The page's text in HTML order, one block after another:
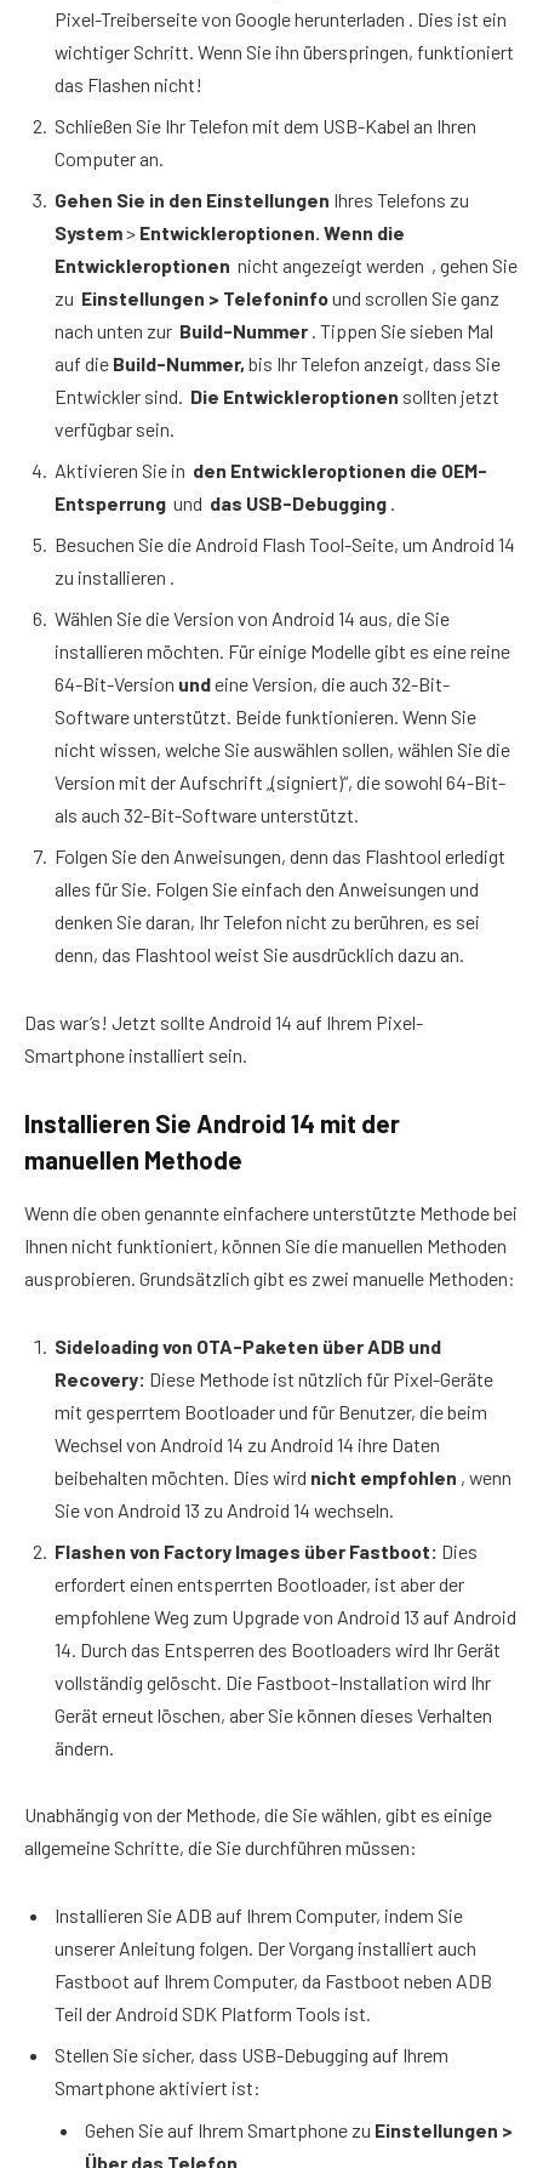
Pixel-Treiberseite von Google herunterladen . Dies ist ein
wichtiger Schritt. Wenn Sie ihn überspringen, funktioniert
das Flashen nicht!
Schließen Sie Ihr Telefon mit dem USB-Kabel an Ihren
Computer an.
Gehen Sie in den Einstellungen Ihres Telefons zu
System> Entwickleroptionen. Wenn die
Entwickleroptionen nicht angezeigt werden , gehen Sie
zu Einstellungen > Telefoninfound scrollen Sie ganz
nach unten zur Build-Nummer . Tippen Sie sieben Mal
auf die Build-Nummer, bis Ihr Telefon anzeigt, dass Sie
Entwickler sind. Die Entwickleroptionen sollten jetzt
verfügbar sein.
Aktivieren Sie in den Entwickleroptionen die OEM-
Entsperrung und das USB-Debugging .
Besuchen Sie die Android Flash Tool-Seite, um Android 14
zu installieren .
Wählen Sie die Version von Android 14 aus, die Sie
installieren möchten. Für einige Modelle gibt es eine reine
64-Bit-Version undeine Version, die auch 32-Bit-
Software unterstützt. Beide funktionieren. Wenn Sie
nicht wissen, welche Sie auswählen sollen, wählen Sie die
Version mit der Aufschrift „(signiert)“, die sowohl 64-Bit-
als auch 32-Bit-Software unterstützt.
Folgen Sie den Anweisungen, denn das Flashtool erledigt
alles für Sie. Folgen Sie einfach den Anweisungen und
denken Sie daran, Ihr Telefon nicht zu berühren, es sei
denn, das Flashtool weist Sie ausdrücklich dazu an.
Das war’s! Jetzt sollte Android 14 auf Ihrem Pixel-
Smartphone installiert sein.
Installieren Sie Android 14 mit der
manuellen Methode
Wenn die oben genannte einfachere unterstützte Methode bei
Ihnen nicht funktioniert, können Sie die manuellen Methoden
ausprobieren. Grundsätzlich gibt es zwei manuelle Methoden:
Sideloading von OTA-Paketen über ADB und
Recovery: Diese Methode ist nützlich für Pixel-Geräte
mit gesperrtem Bootloader und für Benutzer, die beim
Wechsel von Android 14 zu Android 14 ihre Daten
beibehalten möchten. Dies wird nicht empfohlen , wenn
Sie von Android 13 zu Android 14 wechseln.
Flashen von Factory Images über Fastboot: Dies
erfordert einen entsperrten Bootloader, ist aber der
empfohlene Weg zum Upgrade von Android 13 auf Android
14. Durch das Entsperren des Bootloaders wird Ihr Gerät
vollständig gelöscht. Die Fastboot-Installation wird Ihr
Gerät erneut löschen, aber Sie können dieses Verhalten
ändern.
Unabhängig von der Methode, die Sie wählen, gibt es einige
allgemeine Schritte, die Sie durchführen müssen:
Installieren Sie ADB auf Ihrem Computer, indem Sie
unserer Anleitung folgen. Der Vorgang installiert auch
Fastboot auf Ihrem Computer, da Fastboot neben ADB
Teil der Android SDK Platform Tools ist.
Stellen Sie sicher, dass USB-Debugging auf Ihrem
Smartphone aktiviert ist:
Gehen Sie auf Ihrem Smartphone zu Einstellungen >
Über das Telefon